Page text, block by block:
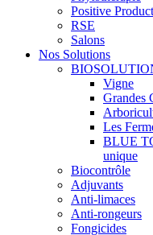
Positive
RSE
Salons
Nos Solutions
Vigne
Grandes
Les
BLUE
unique
Biocontrôle
Adjuvants
Anti-limaces
Anti-rongeurs
Fongicides